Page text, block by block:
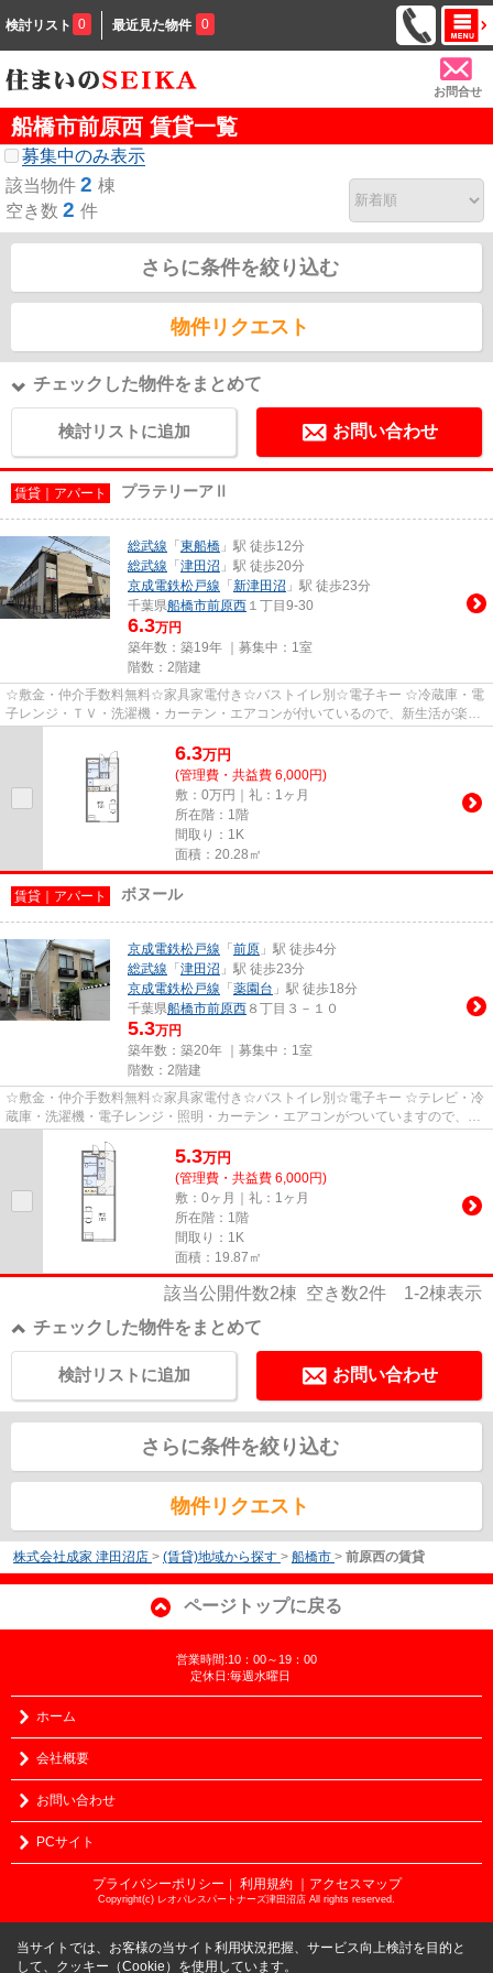
検討リスト 0 最近見た物件 0
お問合せ
船橋市前原西 賃貸一覧
募集中のみ表示
該当物件 2 棟
空き数 2 件
さらに条件を絞り込む
物件リクエスト
チェックした物件をまとめて
検討リストに追加 お問い合わせ
賃貸｜アパート プラテリーアⅡ
総武線 「 東船橋 」駅 徒歩12分
総武線 「 津田沼 」駅 徒歩20分
京成電鉄松戸線 「 新津田沼 」駅 徒歩23分
千葉県船橋市前原西 １丁目9-30
6.3万円
築年数：築19年 ｜募集中： 1室
階数：2階建
☆敷金・仲介手数料無料☆家具家電付き☆バストイレ別☆電子キー ☆冷蔵庫・電
子レンジ・ＴＶ・洗濯機・カーテン・エアコンが付いているので、新生活が楽に
6.3万円
(管理費・共益費 6,000円)
敷：0万円｜礼：1ヶ月
所在階：1階
間取り：1K
面積：20.28㎡
賃貸｜アパート ボヌール
京成電鉄松戸線 「 前原 」駅 徒歩4分
総武線 「 津田沼 」駅 徒歩23分
京成電鉄松戸線 「 薬園台 」駅 徒歩18分
千葉県船橋市前原西 ８丁目３－１０
5.3万円
築年数：築20年 ｜募集中： 1室
階数：2階建
☆敷金・仲介手数料無料☆家具家電付き☆バストイレ別☆電子キー ☆テレビ・冷
蔵庫・洗濯機・電子レンジ・照明・カーテン・エアコンがついていますので、新
5.3万円
(管理費・共益費 6,000円)
敷：0ヶ月｜礼：1ヶ月
所在階：1階
間取り：1K
面積：19.87㎡
該当公開件数2棟 空き数2件 1-2棟表示
チェックした物件をまとめて
お問い合わせ
検討リストに追加
さらに条件を絞り込む
物件リクエスト
株式会社成家 津田沼店 > (賃貸)地域から探す > 船橋市 > 前原西の賃貸
ページトップに戻る
営業時間:10：00～19：00
定休日:毎週水曜日
ホーム
会社概要
お問い合わせ
PCサイト
プライバシーポリシー ｜ 利用規約 ｜アクセスマップ
Copyright(c) レオパレスパートナーズ津田沼店 All rights reserved.
当サイトでは、お客様の当サイト利用状況把握、サービス向上検討を目的と
して、クッキー（Cookie）を使用しています。